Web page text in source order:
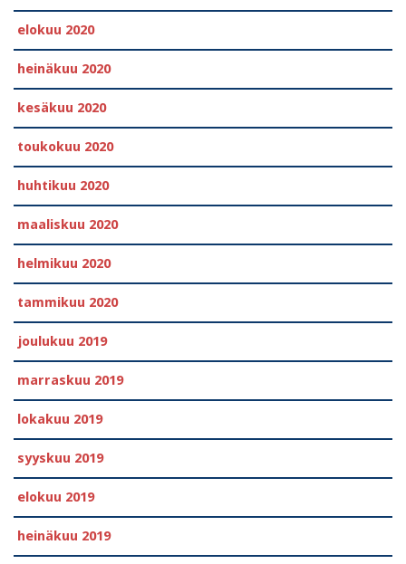
elokuu 2020
heinäkuu 2020
kesäkuu 2020
toukokuu 2020
huhtikuu 2020
maaliskuu 2020
helmikuu 2020
tammikuu 2020
joulukuu 2019
marraskuu 2019
lokakuu 2019
syyskuu 2019
elokuu 2019
heinäkuu 2019